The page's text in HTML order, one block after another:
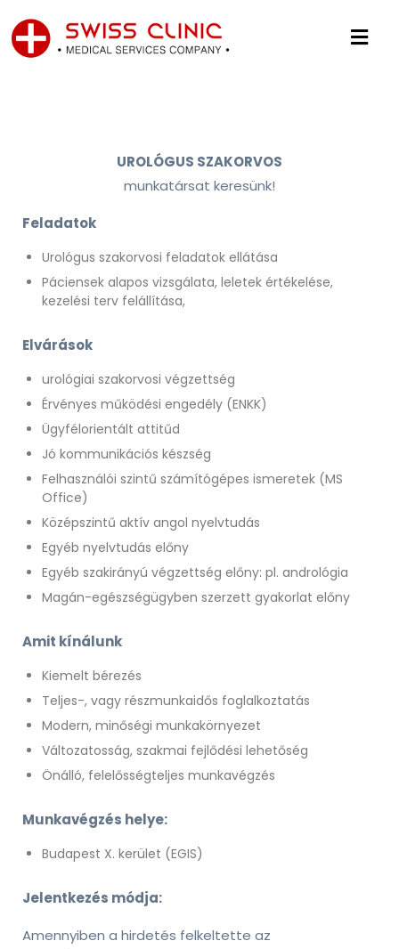
UROLÓGUS SZAKORVOS
munkatársat keresünk!
Feladatok
Urológus szakorvosi feladatok ellátása
Páciensek alapos vizsgálata, leletek értékelése,
kezelési terv felállítása,
Elvárások
urológiai szakorvosi végzettség
Érvényes működési engedély (ENKK)
Ügyfélorientált attitűd
Jó kommunikációs készség
Felhasználói szintű számítógépes ismeretek (MS
Office)
Középszintű aktív angol nyelvtudás
Egyéb nyelvtudás előny
Egyéb szakirányú végzettség előny: pl. andrológia
Magán-egészségügyben szerzett gyakorlat előny
Amit kínálunk
Kiemelt bérezés
Teljes-, vagy részmunkaidős foglalkoztatás
Modern, minőségi munkakörnyezet
Változatosság, szakmai fejlődési lehetőség
Önálló, felelősségteljes munkavégzés
Munkavégzés helye:
Budapest X. kerület (EGIS)
Jelentkezés módja:
Amennyiben a hirdetés felkeltette az